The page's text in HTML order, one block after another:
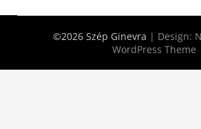
©2026 Szép Ginevra | Design:
WordPress Theme